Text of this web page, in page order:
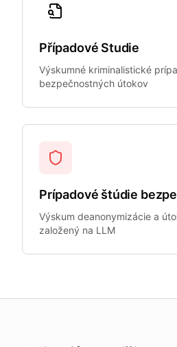
Případové Studie
Výskumné kriminalistické
bezpečnostných útokov
Prípadové štúdie
Výskum deanonymizácie a
založený na LLM